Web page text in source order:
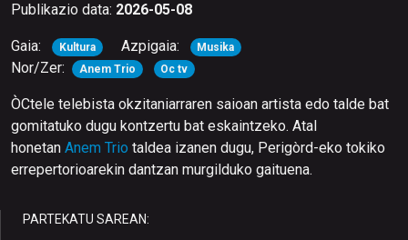
Publikazio data: 2026-05-08
Gaia: Kultura Azpigaia: Musika
Nor/Zer: Anem Trio Oc tv
ÒCtele telebista okzitaniarraren saioan artista edo talde bat
gomitatuko dugu kontzertu bat eskaintzeko. Atal
honetan Anem Trio taldea izanen dugu, Perigòrd-eko tokiko
errepertorioarekin dantzan murgilduko gaituena.
PARTEKATU SAREAN: